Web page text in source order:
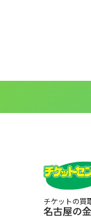
チケットの買
名古屋の